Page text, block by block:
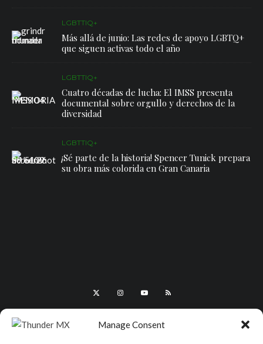
Manage Consent
LGBTTIQ+
Más allá de junio: Las redes de apoyo LGBTQ+
que siguen activas todo el año
LGBTTIQ+
Cuatro décadas de lucha: El IMSS presenta
documental sobre orgullo y derechos de la
diversidad
LGBTTIQ+
¡Sé parte de la historia! Spencer Tunick prepara
su obra más colorida en Gran Canaria